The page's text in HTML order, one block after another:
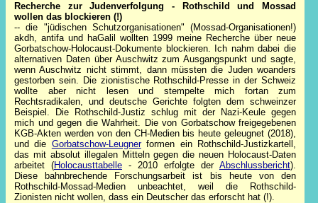
Recherche zur Judenverfolgung - Rothschild und Mossad
wollen das blockieren (!)
-- die "jüdischen Schutzorganisationen" (Mossad-Organisationen!)
akdh, antifa und haGalil wollten 1999 meine Recherche über neue
Gorbatschow-Holocaust-Dokumente blockieren. Ich nahm dabei die
alternativen Daten über Auschwitz zum Ausgangspunkt und sagte,
wenn Auschwitz nicht stimmt, dann müssten die Juden woanders
gestorben sein. Die zionistische Rothschild-Presse in der Schweiz
wollte aber nicht lesen und stempelte mich fortan zum
Rechtsradikalen, und deutsche Gerichte folgten dem schweinzer
Beispiel. Die Rothschild-Justiz schlug mit der Nazi-Keule gegen
mich und gegen die Wahrheit. Die von Gorbatschow freigegebenen
KGB-Akten werden von den CH-Medien bis heute geleugnet (2018),
und die Gorbatschow-Leugnerformen ein Rothschild-Justizkartell,
das mit absolut illegalen Mitteln gegen die neuen Holocaust-Daten
arbeitet (Holocausttabelle - 2010 erfolgte der Abschlussbericht).
Diese bahnbrechende Forschungsarbeit ist bis heute von den
Rothschild-Mossad-Medien unbeachtet, weil die Rothschild-
Zionisten nicht wollen, dass ein Deutscher das erforscht hat (!).